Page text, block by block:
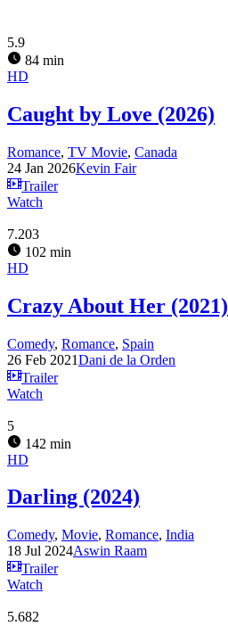
5.9
84 min
HD
Caught by Love (2026)
Romance, TV Movie, Canada
24 Jan 2026Kevin Fair
Trailer
Watch
7.203
102 min
HD
Crazy About Her (2021)
Comedy, Romance, Spain
26 Feb 2021Dani de la Orden
Trailer
Watch
5
142 min
HD
Darling (2024)
Comedy, Movie, Romance, India
18 Jul 2024Aswin Raam
Trailer
Watch
5.682